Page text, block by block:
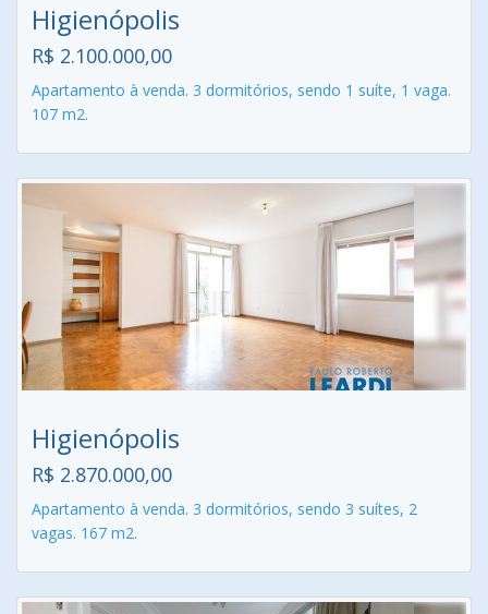
Higienópolis
R$ 2.100.000,00
Apartamento à venda. 3 dormitórios, sendo 1 suíte, 1 vaga.
107 m2.
Higienópolis
R$ 2.870.000,00
Apartamento à venda. 3 dormitórios, sendo 3 suítes, 2
vagas. 167 m2.